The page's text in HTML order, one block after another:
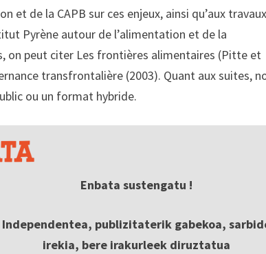
et de la CAPB sur ces enjeux, ainsi qu’aux travaux
Pyrène autour de l’alimentation et de la
on peut citer Les frontières alimentaires (Pitte et
transfrontalière (2003). Quant aux suites,
ou un format hybride.
Enbata sustengatu !
Independentea, publizitaterik gabekoa,
irekia, bere irakurleek diruztatua